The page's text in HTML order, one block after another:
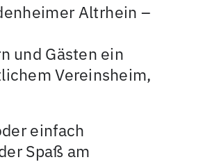
Altrhein –
und Gästen ein
Vereinsheim,
einfach
Spaß am